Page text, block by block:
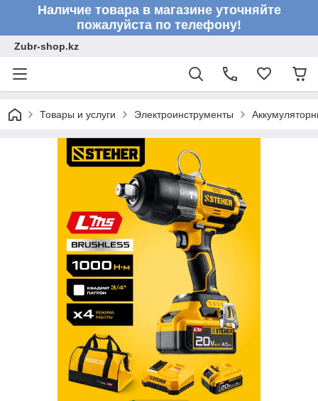
Наличие товара в магазине уточняйте
пожалуйста по телефону!
Zubr-shop.kz
Товары и услуги Электроинструменты